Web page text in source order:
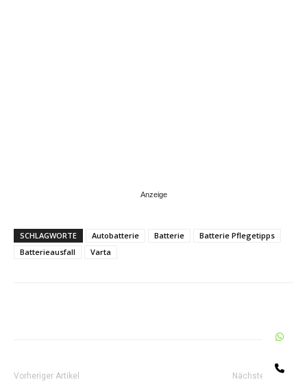
SCHLAGWORTE Autobatterie Batterie
Batterie Pflegetipps
Batterieausfall
Varta
Vorheriger Artikel Nächster Artikel